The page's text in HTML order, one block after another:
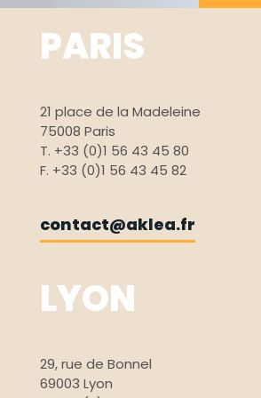
PARIS
21 place de la Madeleine
75008 Paris
T. +33 (0)1 56 43 45 80
F. +33 (0)1 56 43 45 82
contact@aklea.fr
LYON
29, rue de Bonnel
69003 Lyon